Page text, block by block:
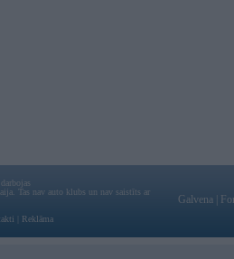
Tas nav auto klubs un nav saistīts ar
Reklāma
Galvena